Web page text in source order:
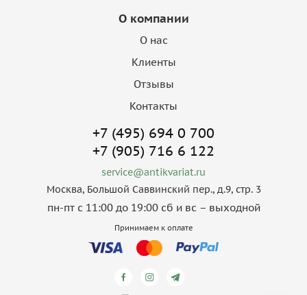
О компании
О нас
Клиенты
Отзывы
Контакты
+7 (495) 694 0 700
+7 (905) 716 6 122
service@antikvariat.ru
Москва, Большой Саввинский пер., д.9, стр. 3
пн-пт с 11:00 до 19:00 сб и вс – выходной
Принимаем к оплате